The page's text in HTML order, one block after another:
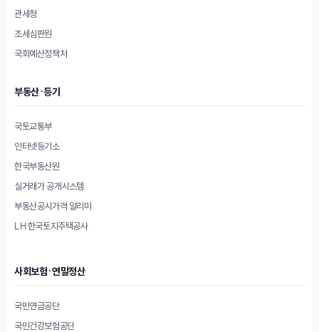
관세청
조세심판원
국회예산정책처
부동산·등기
국토교통부
인터넷등기소
한국부동산원
실거래가 공개시스템
부동산공시가격 알리미
LH 한국토지주택공사
사회보험·연말정산
국민연금공단
국민건강보험공단